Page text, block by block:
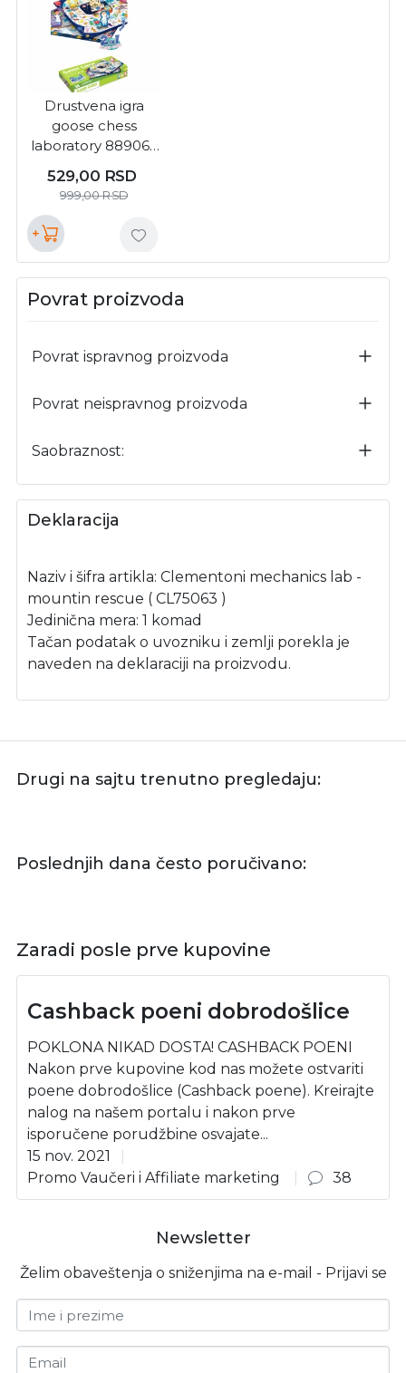
Drustvena igra
goose chess
laboratory 88906 (
529,00 RSD
999,00RSD
+
Povrat proizvoda
Povrat ispravnog proizvoda
Povrat neispravnog proizvoda
Saobraznost:
Deklaracija
Naziv i šifra artikla: Clementoni mechanics lab -
mountin rescue ( CL75063 )
Jedinična mera: 1 komad
Tačan podatak o uvozniku i zemlji porekla je
naveden na deklaraciji na proizvodu.
Drugi na sajtu trenutno pregledaju:
Poslednjih dana često poručivano:
Zaradi posle prve kupovine
Cashback poeni dobrodošlice
POKLONA NIKAD DOSTA! CASHBACK POENI
Nakon prve kupovine kod nas možete ostvariti
poene dobrodošlice (Cashback poene). Kreirajte
nalog na našem portalu i nakon prve
isporučene porudžbine osvajate...
15 nov. 2021
Promo Vaučeri i Affiliate marketing
38
Newsletter
Želim obaveštenja o sniženjima na e-mail - Prijavi se
Ime i prezime
Email